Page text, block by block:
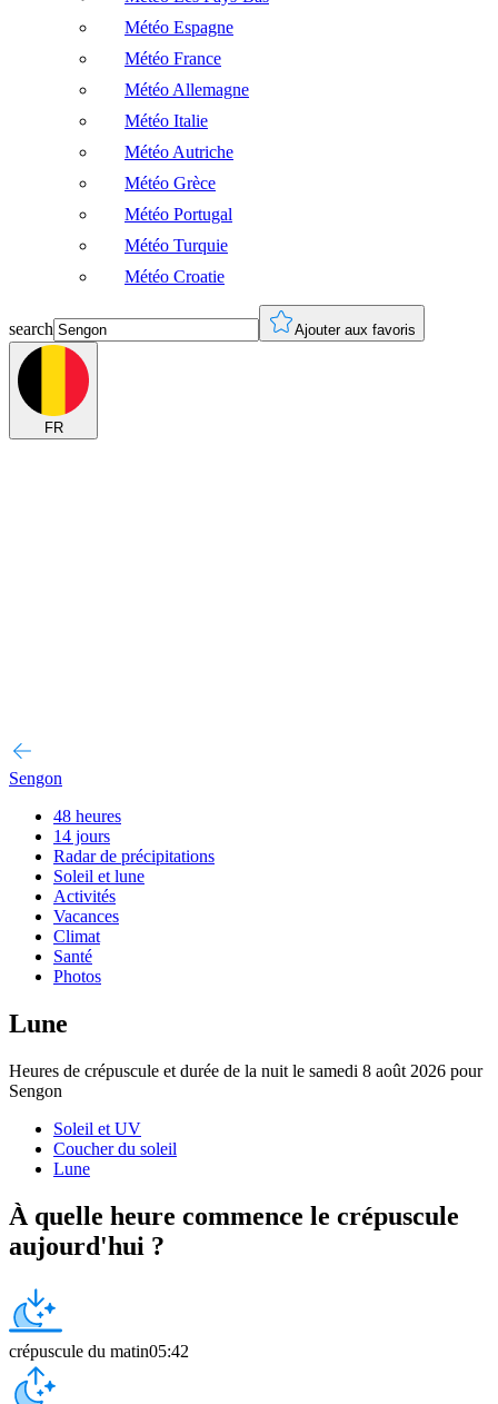
Météo Espagne
Météo France
Météo Allemagne
Météo Italie
Météo Autriche
Météo Grèce
Météo Portugal
Météo Turquie
Météo Croatie
search Ajouter aux favoris
FR
Sengon
48 heures
14 jours
Radar de précipitations
Soleil et lune
Activités
Vacances
Climat
Santé
Photos
Lune
Heures de crépuscule et durée de la nuit le samedi 8 août 2026 pour
Sengon
Soleil et UV
Coucher du soleil
Lune
À quelle heure commence le crépuscule
aujourd'hui ?
crépuscule du matin05:42